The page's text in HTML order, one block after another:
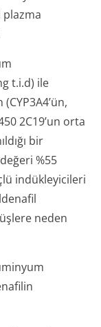
t.i.d) ile
2C19’un orta
bir
%55
indükleyicileri
neden